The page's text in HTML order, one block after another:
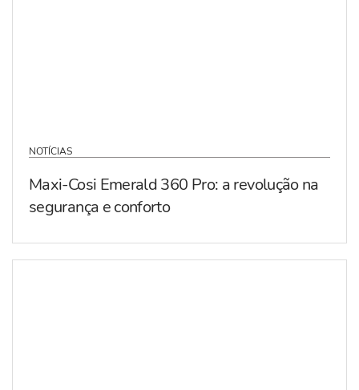
NOTÍCIAS
Maxi-Cosi Emerald 360 Pro: a revolução na
segurança e conforto